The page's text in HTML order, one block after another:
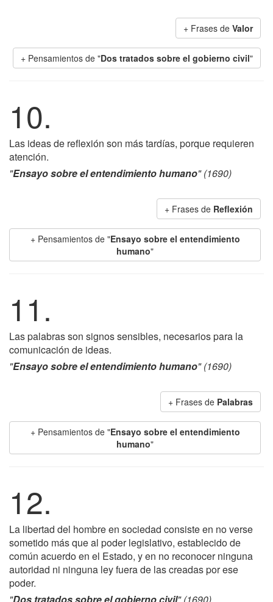
+ Frases de Valor
+ Pensamientos de "Dos tratados sobre el gobierno civil"
10.
Las ideas de reflexión son más tardías, porque requieren
atención.
"Ensayo sobre el entendimiento humano" (1690)
+ Frases de Reflexión
+ Pensamientos de "Ensayo sobre el entendimiento
humano"
11.
Las palabras son signos sensibles, necesarios para la
comunicación de ideas.
"Ensayo sobre el entendimiento humano" (1690)
+ Frases de Palabras
+ Pensamientos de "Ensayo sobre el entendimiento
humano"
12.
La libertad del hombre en sociedad consiste en no verse
sometido más que al poder legislativo, establecido de
común acuerdo en el Estado, y en no reconocer ninguna
autoridad ni ninguna ley fuera de las creadas por ese
poder.